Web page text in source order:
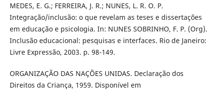
MEDES, E. G.; FERREIRA, J. R.; NUNES, L. R. O. P.
Integração/inclusão: o que revelam as teses e dissertações
em educação e psicologia. In: NUNES SOBRINHO, F. P. (Org).
Inclusão educacional: pesquisas e interfaces. Rio de Janeiro:
Livre Expressão, 2003. p. 98-149.
ORGANIZAÇÃO DAS NAÇÕES UNIDAS. Declaração dos
Direitos da Criança, 1959. Disponível em